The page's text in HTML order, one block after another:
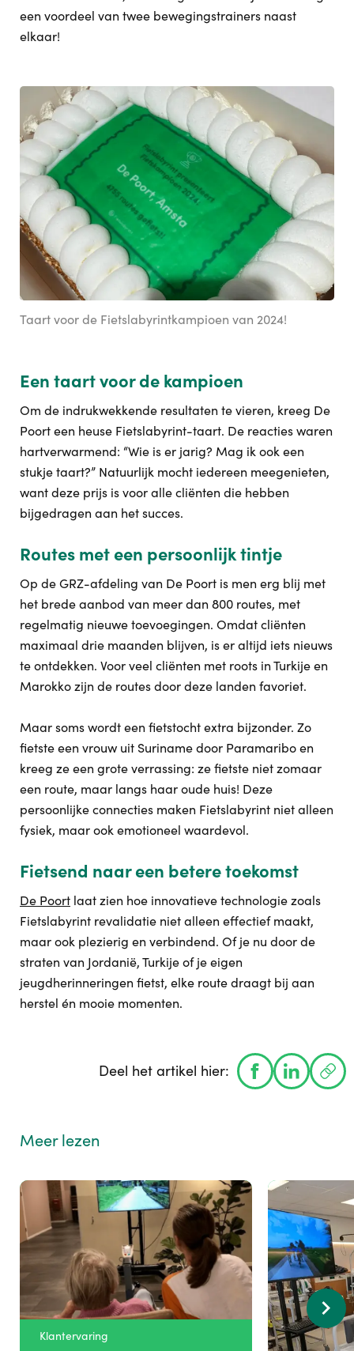
een voordeel van twee bewegingstrainers naast
elkaar!
Taart voor de Fietslabyrintkampioen van 2024!
Een taart voor de kampioen
Om de indrukwekkende resultaten te vieren, kreeg De
Poort een heuse Fietslabyrint-taart. De reacties waren
hartverwarmend: “Wie is er jarig? Mag ik ook een
stukje taart?” Natuurlijk mocht iedereen meegenieten,
want deze prijs is voor alle cliënten die hebben
bijgedragen aan het succes.
Routes met een persoonlijk tintje
Op de GRZ-afdeling van De Poort is men erg blij met
het brede aanbod van meer dan 800 routes, met
regelmatig nieuwe toevoegingen. Omdat cliënten
maximaal drie maanden blijven, is er altijd iets nieuws
te ontdekken. Voor veel cliënten met roots in Turkije en
Marokko zijn de routes door deze landen favoriet.
Maar soms wordt een fietstocht extra bijzonder. Zo
fietste een vrouw uit Suriname door Paramaribo en
kreeg ze een grote verrassing: ze fietste niet zomaar
een route, maar langs haar oude huis! Deze
persoonlijke connecties maken Fietslabyrint niet alleen
fysiek, maar ook emotioneel waardevol.
Fietsend naar een betere toekomst
De Poort laat zien hoe innovatieve technologie zoals
Fietslabyrint revalidatie niet alleen effectief maakt,
maar ook plezierig en verbindend. Of je nu door de
straten van Jordanië, Turkije of je eigen
jeugdherinneringen fietst, elke route draagt bij aan
herstel én mooie momenten.
Deel het artikel hier:
Meer lezen
Klantervaring